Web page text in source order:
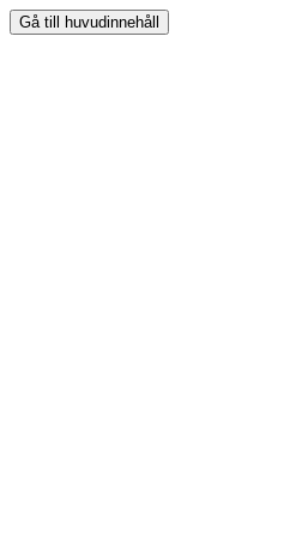
Gå till huvudinnehåll